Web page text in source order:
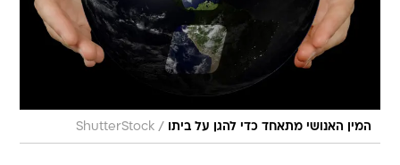
המין האנושי מתאחד כדי להגן על ביתו /
ShutterStock